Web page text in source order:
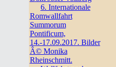
6. Internationale
Romwallfahrt
Summorum
Pontificum,
14.-17.09.2017. Bilder
Â© Monika
Rheinschmitt.